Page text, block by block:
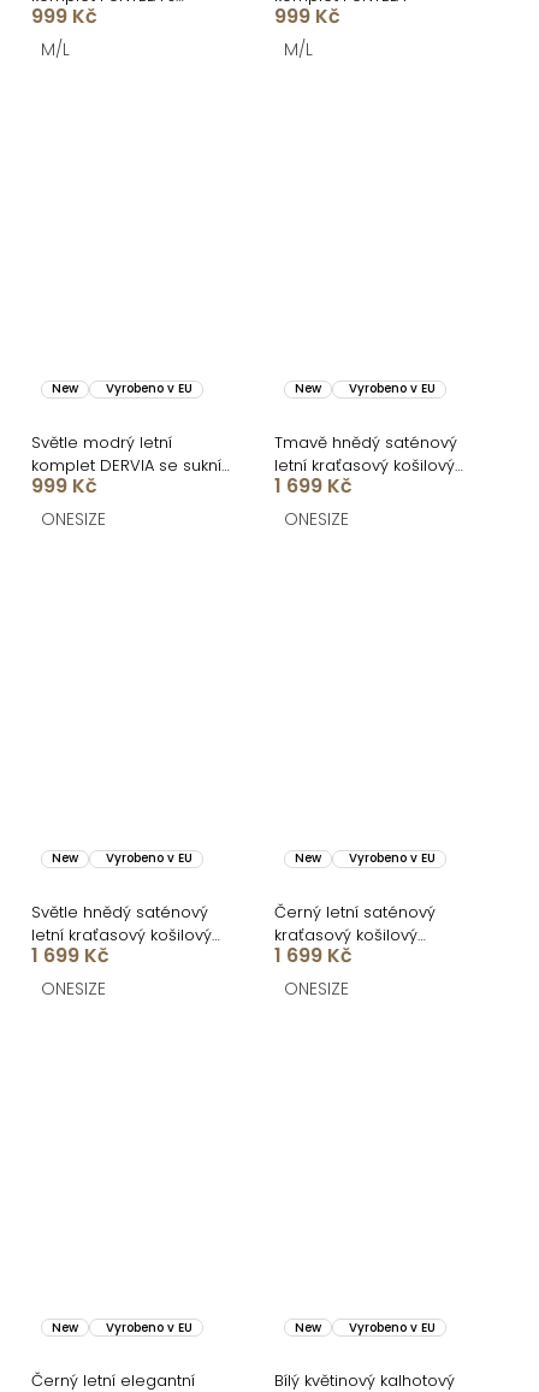
legínami
999 Kč
M/L
999 Kč
M/L
New Vyrobeno v EU
Světle modrý letní
komplet DERVIA se sukní
a krajkou
999 Kč
ONESIZE
New Vyrobeno v EU
Tmavě hnědý saténový
letní kraťasový košilový
komplet ORELLISA s
krajkou
1 699 Kč
ONESIZE
New Vyrobeno v EU
Světle hnědý saténový
letní kraťasový košilový
komplet ORELLISA s
krajkou
1 699 Kč
ONESIZE
New Vyrobeno v EU
Černý letní saténový
kraťasový košilový
komplet ORELLISA s
krajkou
1 699 Kč
ONESIZE
New Vyrobeno v EU
Černý letní elegantní
New Vyrobeno v EU
Bílý květinový kalhotový